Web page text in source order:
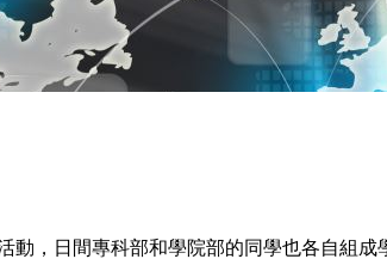
動，日間專科部和學院部的同學也各自組成